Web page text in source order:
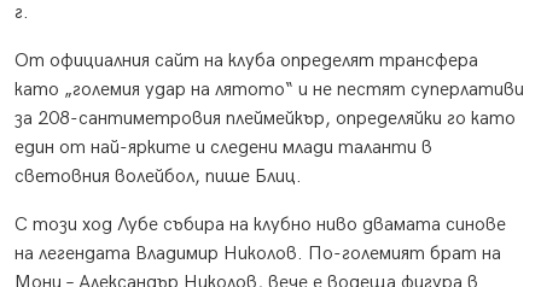
г.
От официалния сайт на клуба определят трансфера
като „големия удар на лятото“ и не пестят суперлативи
за 208-сантиметровия плеймейкър, определяйки го като
един от най-ярките и следени млади таланти в
световния волейбол, пише Блиц.
С този ход Лубе събира на клубно ниво двамата синове
на легендата Владимир Николов. По-големият брат на